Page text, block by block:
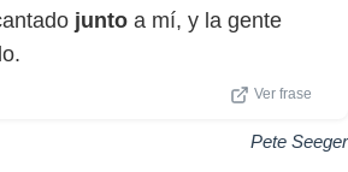
junto a mí, y la gente
Ver frase
Pete Seeger